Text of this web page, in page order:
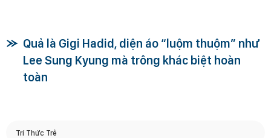
Quả là Gigi Hadid, diện áo “luộm thuộm” như
Lee Sung Kyung mà trông khác biệt hoàn
toàn
Trí Thức Trẻ